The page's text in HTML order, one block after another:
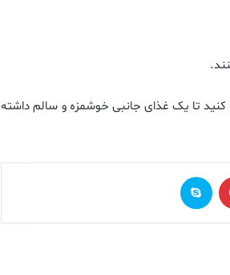
کنید تا یک غذای جانبی خوشمزه و سالم داشته
‫پین‌ترست